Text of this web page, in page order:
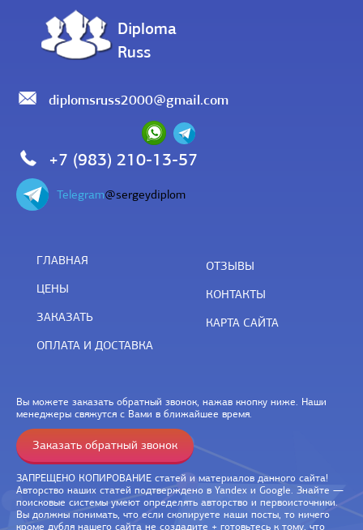
Diploma
Russ
diplomsruss2000@gmail.com
+7 (983) 210-13-57
Telegram@sergeydiplom
ГЛАВНАЯ
ЦЕНЫ
ЗАКАЗАТЬ
ОПЛАТА И ДОСТАВКА
ОТЗЫВЫ
КОНТАКТЫ
КАРТА САЙТА
Вы можете заказать обратный звонок, нажав кнопку ниже. Наши
менеджеры свяжутся с Вами в ближайшее время.
Заказать обратный звонок
ЗАПРЕЩЕНО КОПИРОВАНИЕ статей и материалов данного сайта!
Авторство наших статей подтверждено в Yandex и Google. Знайте —
поисковые системы умеют определять авторство и первоисточники.
Вы должны понимать, что если скопируете наши посты, то ничего
кроме дубля нашего сайта не создадите + готовьтесь к тому, что